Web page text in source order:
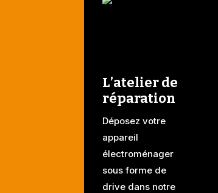
L’atelier de
réparation
Déposez votre
appareil
électroménager
sous forme de
drive dans notre